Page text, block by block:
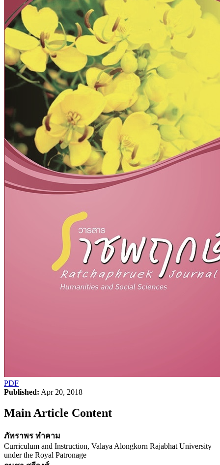
PDF
Published: Apr 20, 2018
Main Article Content
ภัทราพร ทำคาม
Curriculum and Instruction, Valaya Alongkorn Rajabhat University
under the Royal Patronage